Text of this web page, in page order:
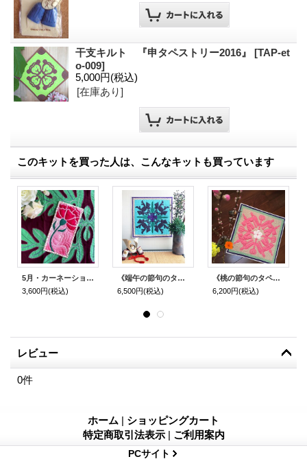
干支キルト 『申タペストリー2016』 [TAP-et
o-009]
5,000円(税込)
[在庫あり]
このキットを買った人は、こんなキットも買っています
5月・カーネーションのタピス
3,600円(税込)
《端午の節句のタペストリー》
6,500円(税込)
《桃の節句のタペストリー》
6,200円(税込)
レビュー
0件
ホーム | ショッピングカート
特定商取引法表示 | ご利用案内
PCサイト